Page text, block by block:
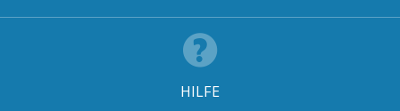
HILFE